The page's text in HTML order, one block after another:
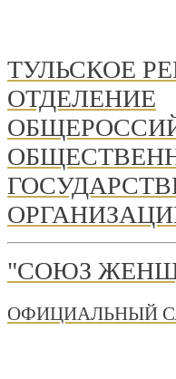
ТУЛЬСКОЕ
ОТДЕЛЕНИЕ
"СОЮЗ
ОФИЦИАЛЬНЫЙ